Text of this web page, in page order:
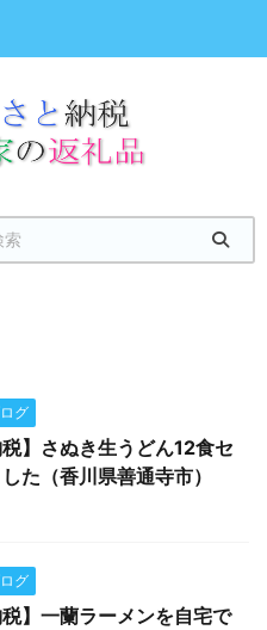
グ
税】さぬき生うどん12食セ
た（香川県善通寺市）
グ
税】一蘭ラーメンを自宅で